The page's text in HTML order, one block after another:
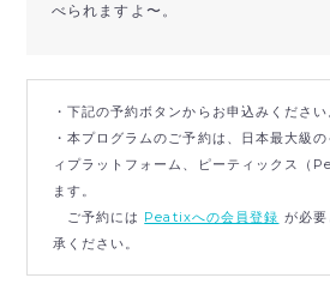
べられますよ〜。
・下記の予約ボタンからお申込みください
・本プログラムのご予約は、日本最大級
ィプラットフォーム、ピーティックス（
ます。
ご予約には Peatixへの会員登録 が必
承ください。